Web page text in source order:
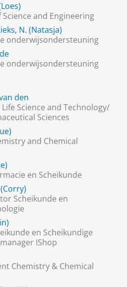
and Engineering
N. (Natasja)
onderwijsondersteuning
onderwijsondersteuning
den
Science and Technology/
Sciences
and Chemical
en Scheikunde
Scheikunde en
en Scheikundige
IShop
Chemistry & Chemical